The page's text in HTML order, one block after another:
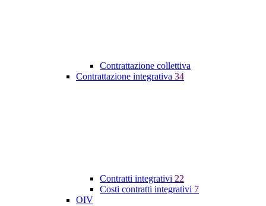
Contrattazione collettiva
Contrattazione integrativa 34
Contratti integrativi 22
Costi contratti integrativi 7
OIV